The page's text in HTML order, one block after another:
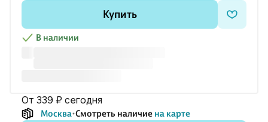
ему пистолетом. Отныне ответ на вопрос «В какой степени
мои мысли и желания действительно принадлежат мне
Купить
В наличии
от 339 ₽ сегодня
Москва Смотреть наличие на карте